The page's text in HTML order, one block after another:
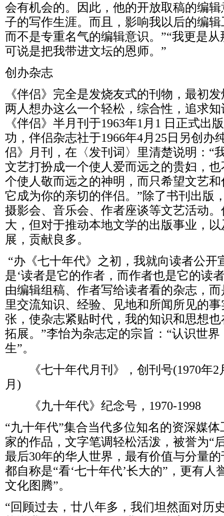
会有机会的。因此，他的开放取稿的编
子的写作生涯。而且，影响我以后的编
而不是专重名气的编辑意识。”“我更是
可说是把我带进文坛的恩师。”
创办杂志
《伴侣》完全是发烧友式的刊物，最初
两人想办这么一个轻松，综合性，追求
《伴侣》半月刊于1963年1月1 日正式出
功，伴侣杂志社于1966年4月25日另创办
侣》月刊，在〈发刊词〉里清楚说明：“
文艺打扮成一个使人爱而远之的贵妇，
个使人敬而远之的神明，而只希望文艺
它成为你的亲切的伴侣。”除了书刊出版
摄影会、音乐会、作者座谈等文艺活动
大，但对于推动本地文学的出版事业，
展，贡献良多。
“办《七十年代》之初，我就向读者公开
是‘读者是它的作者，而作者也是它的读
由编辑组稿、作者写给读者看的杂志，
里交流知识、经验、见地和所闻所见的
张，使杂志紧贴时代，我的知识和思想
拓展。”李怡为杂志定的宗旨：“认识世
生”。
《七十年代月刊》，创刊号(1970年2
月)
《九十年代》纪念号，1970-1998
“九十年代”集合当代多位知名的资深媒
家的作品，文字笔调轻松活泼，被誉为“
最后30年的华人世界，最有价值与分量
都自称是“看‘七十年代’长大的”，更有人
文化图腾”。
“回顾过去，廿八年多，我们坦然面对历